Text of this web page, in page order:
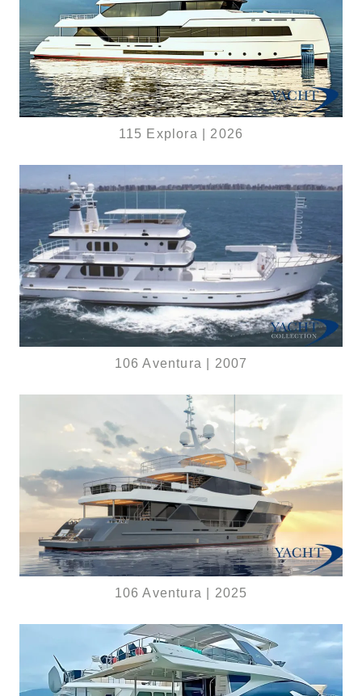
115 Explora | 2026
106 Aventura | 2007
106 Aventura | 2025